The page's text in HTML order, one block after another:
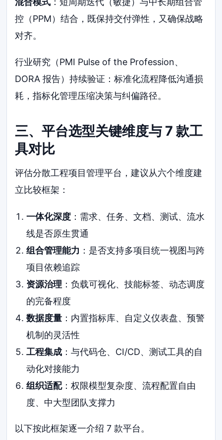
控（PPM）结合，既保持交付弹性，又确保战略
对齐。
行业研究（PMI Pulse of the Profession、
DORA 报告）持续验证：标准化流程降低沟通损
耗，指标化管理压缩决策与纠偏路径。
三、平台选型关键维度与 7 款工
具对比
评估分散工程项目管理平台，建议从六个维度建
立比较框架：
一体化深度：需求、任务、文档、测试、流水
线是否原生贯通
组合管理能力 ：是否支持多项目统一视图与跨
项目依赖追踪
资源治理 ：负载可视化、技能标签、动态调度
的完备程度
数据度量：内置指标库、自定义仪表盘、预警
机制的灵活性
工程集成：与代码仓、CI/CD、测试工具的自
动化对接能力
组织适配：权限模型复杂度、流程配置自由
度、中大型团队支撑力
以下按此框架逐一介绍 7 款平台。